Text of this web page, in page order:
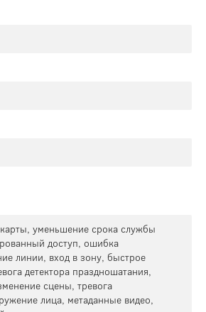
уменьшение срока службы
доступ, ошибка
линии, вход в зону, быстрое
детектора праздношатания,
сцены, тревога
лица, метаданные видео,